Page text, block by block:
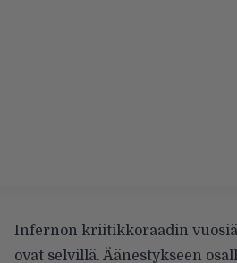
Infernon kriitikkoraadin
ovat selvillä. Äänestykseen